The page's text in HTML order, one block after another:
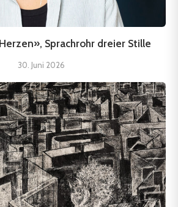
Sprachrohr dreier Stille
30. Juni 2026